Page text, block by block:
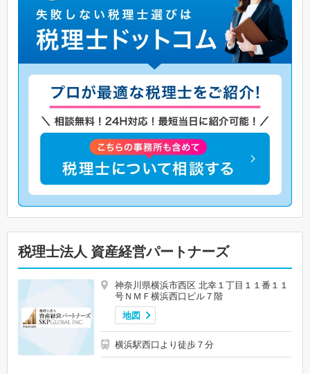
税理士法人 資産経営パートナーズ
神奈川県横浜市西区 北幸１丁目１１番１１
号ＮＭＦ横浜西口ビル７階
地図
横浜駅西口より徒歩７分